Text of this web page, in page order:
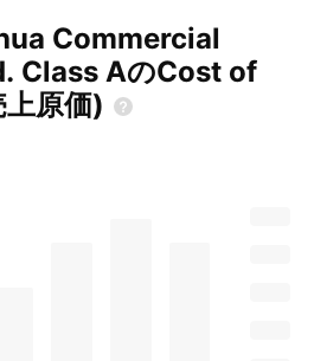
Commercial
Class AのCost of
上原価)